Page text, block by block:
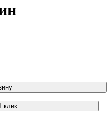
клик